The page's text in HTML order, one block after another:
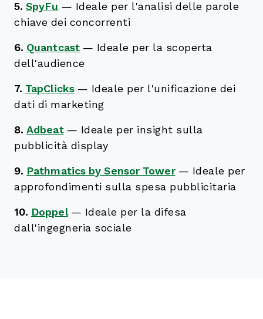
5. SpyFu — Ideale per l'analisi delle parole
chiave dei concorrenti
6. Quantcast — Ideale per la scoperta
dell'audience
7. TapClicks — Ideale per l'unificazione dei
dati di marketing
8. Adbeat — Ideale per insight sulla
pubblicità display
9. Pathmatics by Sensor Tower — Ideale per
approfondimenti sulla spesa pubblicitaria
10. Doppel — Ideale per la difesa
dall'ingegneria sociale